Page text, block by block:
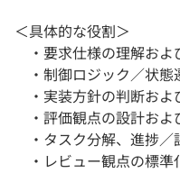
＜具体的な役割＞
・要求仕様の理解およ
・制御ロジック／状態
・実装方針の判断およ
・評価観点の設計およ
・タスク分解、進捗／
・レビュー観点の標準